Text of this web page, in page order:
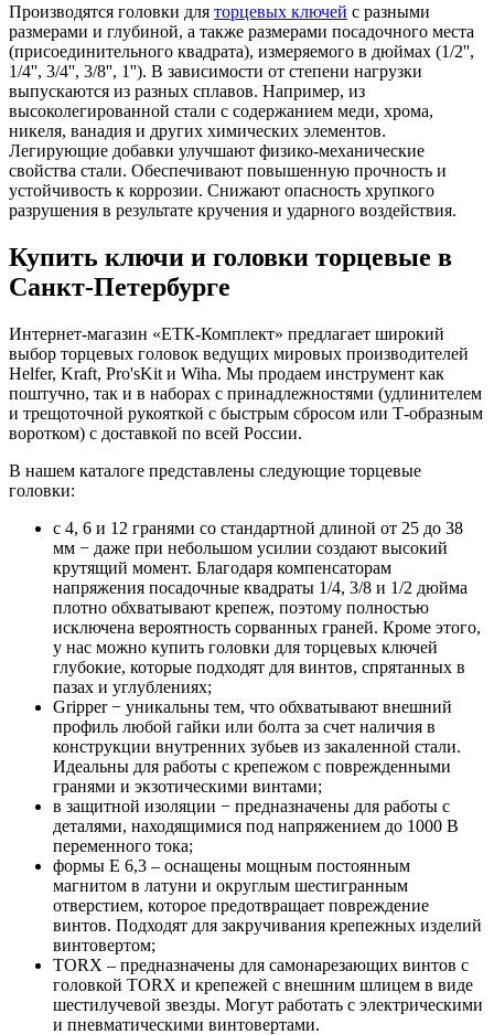
Производятся головки для торцевых ключей с разными
размерами и глубиной, а также размерами посадочного места
(присоединительного квадрата), измеряемого в дюймах (1/2'',
1/4'', 3/4'', 3/8'', 1''). В зависимости от степени нагрузки
выпускаются из разных сплавов. Например, из
высоколегированной стали с содержанием меди, хрома,
никеля, ванадия и других химических элементов.
Легирующие добавки улучшают физико-механические
свойства стали. Обеспечивают повышенную прочность и
устойчивость к коррозии. Снижают опасность хрупкого
разрушения в результате кручения и ударного воздействия.
Купить ключи и головки торцевые в
Санкт-Петербурге
Интернет-магазин «ЕТК-Комплект» предлагает широкий
выбор торцевых головок ведущих мировых производителей
Helfer, Kraft, Pro'sKit и Wiha. Мы продаем инструмент как
поштучно, так и в наборах с принадлежностями (удлинителем
и трещоточной рукояткой с быстрым сбросом или Т-образным
воротком) с доставкой по всей России.
В нашем каталоге представлены следующие торцевые
головки:
с 4, 6 и 12 гранями со стандартной длиной от 25 до 38
мм − даже при небольшом усилии создают высокий
крутящий момент. Благодаря компенсаторам
напряжения посадочные квадраты 1/4, 3/8 и 1/2 дюйма
плотно обхватывают крепеж, поэтому полностью
исключена вероятность сорванных граней. Кроме этого,
у нас можно купить головки для торцевых ключей
глубокие, которые подходят для винтов, спрятанных в
пазах и углублениях;
Gripper − уникальны тем, что обхватывают внешний
профиль любой гайки или болта за счет наличия в
конструкции внутренних зубьев из закаленной стали.
Идеальны для работы с крепежом с поврежденными
гранями и экзотическими винтами;
в защитной изоляции − предназначены для работы с
деталями, находящимися под напряжением до 1000 В
переменного тока;
формы E 6,3 – оснащены мощным постоянным
магнитом в латуни и округлым шестигранным
отверстием, которое предотвращает повреждение
винтов. Подходят для закручивания крепежных изделий
винтовертом;
TORX – предназначены для самонарезающих винтов с
головкой TORX и крепежей с внешним шлицем в виде
шестилучевой звезды. Могут работать с электрическими
и пневматическими винтовертами.